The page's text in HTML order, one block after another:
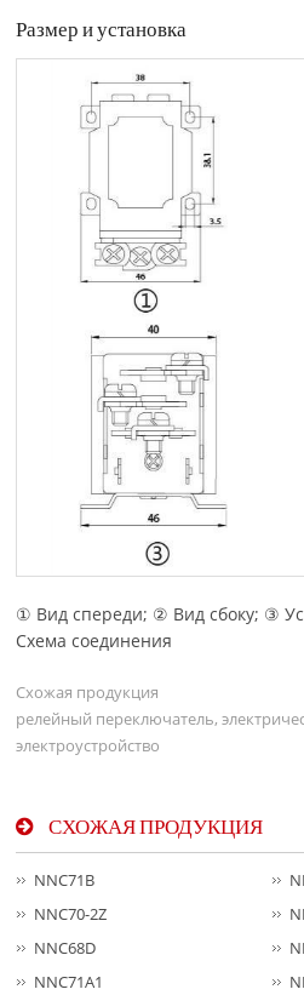
Размер и установка
① Вид спереди; ② Вид сбоку; ③
Схема соединения
Схожая продукция
релейный переключатель,
электроустройство
СХОЖАЯ ПРОДУКЦИЯ
NNC71B
NNC70-2Z
NNC68D
NNC71A1